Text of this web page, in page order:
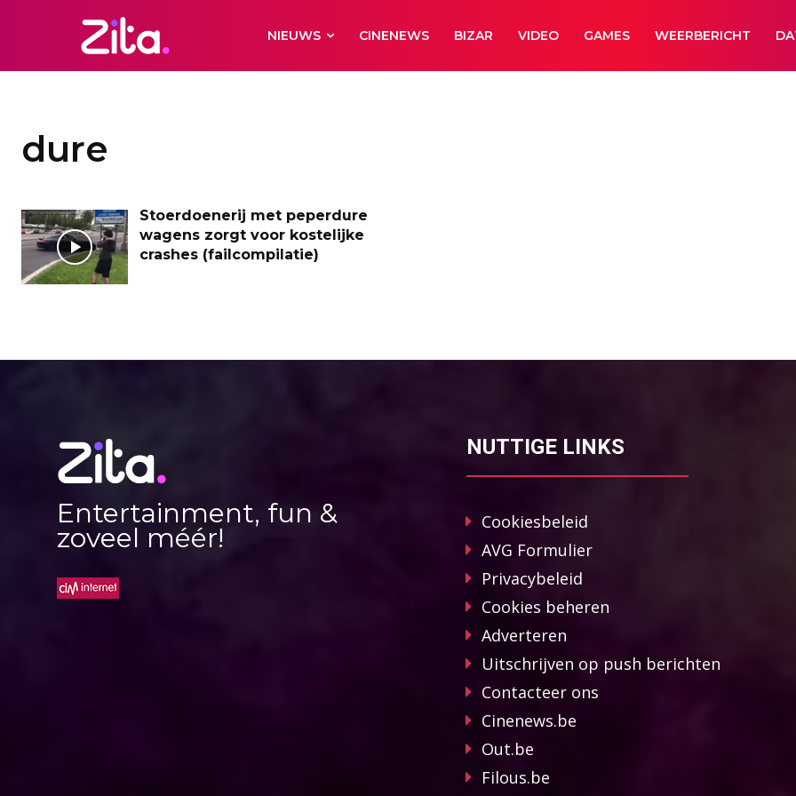
NIEUWS CINENEWS BIZAR VIDEO GAMES WEERBERICHT
dure
Stoerdoenerij met peperdure
wagens zorgt voor kostelijke
crashes (failcompilatie)
Entertainment, fun &
zoveel méér!
NUTTIGE LINKS
Cookiesbeleid
AVG Formulier
Privacybeleid
Cookies beheren
Adverteren
Uitschrijven op push berichten
Contacteer ons
Cinenews.be
Out.be
Filous.be